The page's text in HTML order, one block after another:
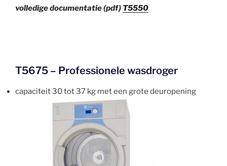
volledige documentatie (pdf) T5550
T5675 – Professionele wasdroger
capaciteit 30 tot 37 kg met een grote deuropening